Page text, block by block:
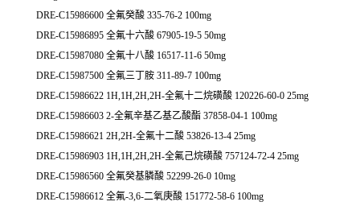
DRE-C15986600 全氟癸酸 335-76-2 100mg
DRE-C15986895 全氟十六酸 67905-19-5 50mg
DRE-C15987080 全氟十八酸 16517-11-6 50mg
DRE-C15987500 全氟三丁胺 311-89-7 100mg
DRE-C15986622 1H,1H,2H,2H-全氟十二烷磺酸 120226-60-0 25mg
DRE-C15986603 2-全氟辛基乙基乙酸酯 37858-04-1 100mg
DRE-C15986621 2H,2H-全氟十二酸 53826-13-4 25mg
DRE-C15986903 1H,1H,2H,2H-全氟己烷磺酸 757124-72-4 25mg
DRE-C15986560 全氟癸基膦酸 52299-26-0 10mg
DRE-C15986612 全氟-3,6-二氧庚酸 151772-58-6 100mg